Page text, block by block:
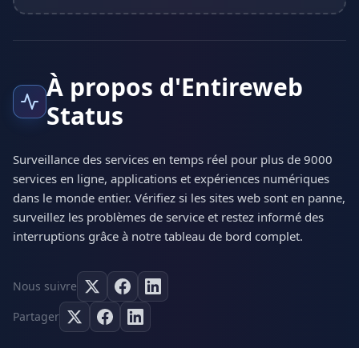
À propos d'Entireweb
Status
Surveillance des services en temps réel pour plus de 9000
services en ligne, applications et expériences numériques
dans le monde entier. Vérifiez si les sites web sont en panne,
surveillez les problèmes de service et restez informé des
interruptions grâce à notre tableau de bord complet.
Nous suivre
Partager